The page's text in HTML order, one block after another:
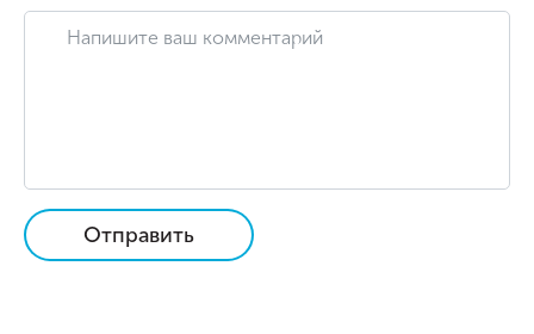
Отправить